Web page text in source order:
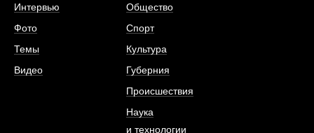
Интервью
Фото
Темы
Видео
Общество
Спорт
Культура
Губерния
Происшествия
Наука
и технологии